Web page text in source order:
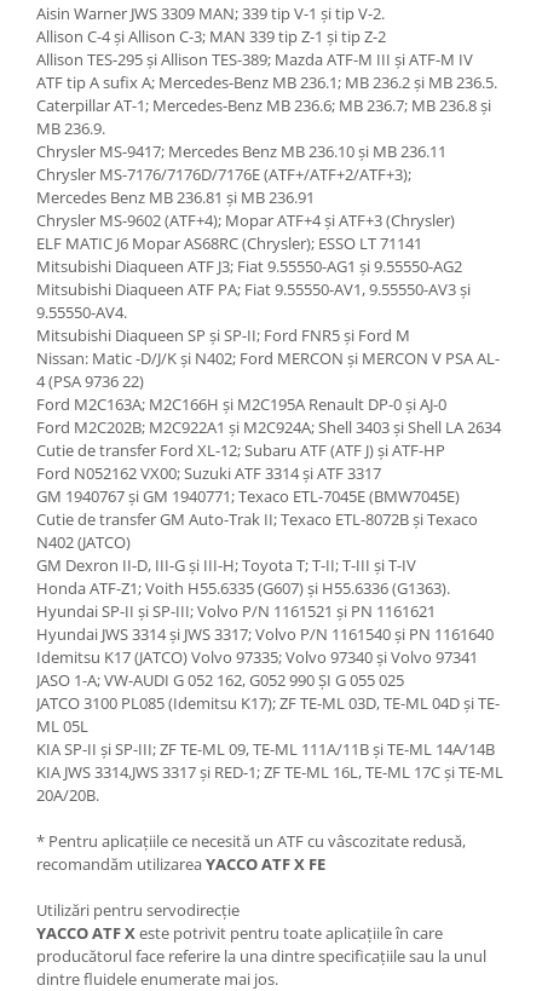
Aisin Warner JWS 3309 MAN; 339 tip V-1 și tip V-2.
Allison C-4 și Allison C-3; MAN 339 tip Z-1 și tip Z-2
Allison TES-295 și Allison TES-389; Mazda ATF-M III și ATF-M IV
ATF tip A sufix A; Mercedes-Benz MB 236.1; MB 236.2 și MB 236.5.
Caterpillar AT-1; Mercedes-Benz MB 236.6; MB 236.7; MB 236.8 și
MB 236.9.
Chrysler MS-9417; Mercedes Benz MB 236.10 și MB 236.11
Chrysler MS-7176/7176D/7176E (ATF+/ATF+2/ATF+3);
Mercedes Benz MB 236.81 și MB 236.91
Chrysler MS-9602 (ATF+4); Mopar ATF+4 și ATF+3 (Chrysler)
ELF MATIC J6 Mopar AS68RC (Chrysler); ESSO LT 71141
Mitsubishi Diaqueen ATF J3; Fiat 9.55550-AG1 și 9.55550-AG2
Mitsubishi Diaqueen ATF PA; Fiat 9.55550-AV1, 9.55550-AV3 și
9.55550-AV4.
Mitsubishi Diaqueen SP și SP-II; Ford FNR5 și Ford M
Nissan: Matic -D/J/K și N402; Ford MERCON și MERCON V PSA AL-
4 (PSA 9736 22)
Ford M2C163A; M2C166H și M2C195A Renault DP-0 și AJ-0
Ford M2C202B; M2C922A1 și M2C924A; Shell 3403 și Shell LA 2634
Cutie de transfer Ford XL-12; Subaru ATF (ATF J) și ATF-HP
Ford N052162 VX00; Suzuki ATF 3314 și ATF 3317
GM 1940767 și GM 1940771; Texaco ETL-7045E (BMW7045E)
Cutie de transfer GM Auto-Trak II; Texaco ETL-8072B și Texaco
N402 (JATCO)
GM Dexron II-D, III-G și III-H; Toyota T; T-II; T-III și T-IV
Honda ATF-Z1; Voith H55.6335 (G607) și H55.6336 (G1363).
Hyundai SP-II și SP-III; Volvo P/N 1161521 și PN 1161621
Hyundai JWS 3314 și JWS 3317; Volvo P/N 1161540 și PN 1161640
Idemitsu K17 (JATCO) Volvo 97335; Volvo 97340 și Volvo 97341
JASO 1-A; VW-AUDI G 052 162, G052 990 ȘI G 055 025
JATCO 3100 PL085 (Idemitsu K17); ZF TE-ML 03D, TE-ML 04D și TE-
ML 05L
KIA SP-II și SP-III; ZF TE-ML 09, TE-ML 111A/11B și TE-ML 14A/14B
KIA JWS 3314,JWS 3317 și RED-1; ZF TE-ML 16L, TE-ML 17C și TE-ML
20A/20B.
* Pentru aplicațiile ce necesită un ATF cu vâscozitate redusă,
recomandăm utilizareaYACCO ATF X FE
Utilizări pentru servodirecție
YACCO ATF Xeste potrivit pentru toate aplicațiile în care
producătorul face referire la una dintre specificațiile sau la unul
dintre fluidele enumerate mai jos.